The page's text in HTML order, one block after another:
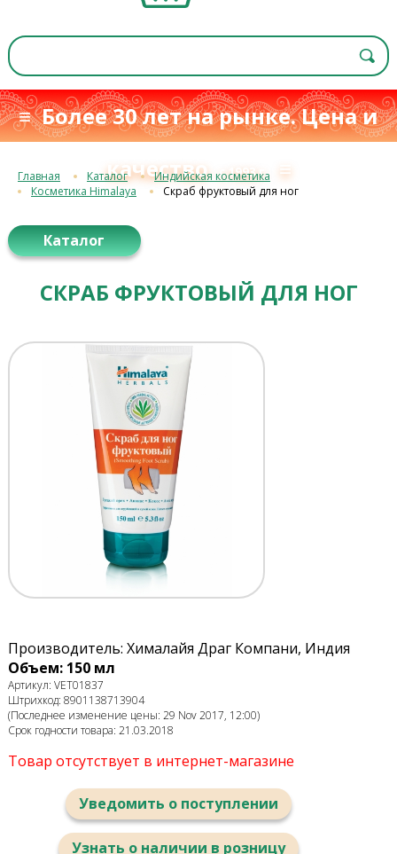
≡ Более 30 лет на рынке. Цена и
качествос 1993 г.≡
Главная Каталог
Индийская косметика
Косметика Himalaya
Скраб фруктовый для ног
Каталог
СКРАБ ФРУКТОВЫЙ ДЛЯ НОГ
Производитель: Хималайя Драг Компани, Индия
Объем: 150 мл
Артикул: VET01837
Штрихкод: 8901138713904
(Последнее изменение цены: 29 Nov 2017, 12:00)
Срок годности товара: 21.03.2018
Товар отсутствует в интернет-магазине
Уведомить о поступлении
Узнать о наличии в розницу